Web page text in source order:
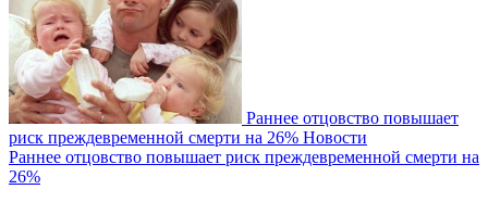
Раннее отцовство повышает
риск преждевременной смерти на 26% Новости
Раннее отцовство повышает риск преждевременной смерти на
26%